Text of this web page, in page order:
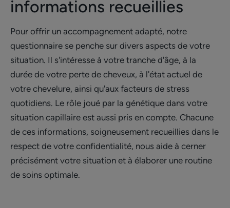
informations recueillies
Pour offrir un accompagnement adapté, notre
questionnaire se penche sur divers aspects de votre
situation. Il s'intéresse à votre tranche d'âge, à la
durée de votre perte de cheveux, à l'état actuel de
votre chevelure, ainsi qu'aux facteurs de stress
quotidiens. Le rôle joué par la génétique dans votre
situation capillaire est aussi pris en compte. Chacune
de ces informations, soigneusement recueillies dans le
respect de votre confidentialité, nous aide à cerner
précisément votre situation et à élaborer une routine
de soins optimale.